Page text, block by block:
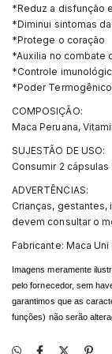
*Reduz a disfunção
*Diminui sintomas
*Protege o coração
*Auxilia no combate
*Controle
*Poder Termogênico
COMPOSIÇÃO:
Maca Peruana,
SUJESTÃO DE USO:
Consumir 2
ADVERTÊNCIAS:
Crianças,
devem consultar o
Fabricante: Maca Uni
Imagens meramente
pelo fornecedor, sem
garantimos que as
funções) não serão